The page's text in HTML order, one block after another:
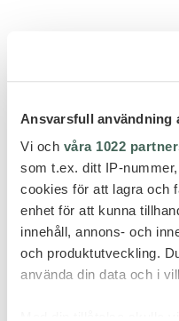
Ansvarsfull användning
Vi och våra 1022
som t.ex. ditt IP-
cookies för att lagra och
enhet för att kunna
innehåll, annons- och
och produktutveckling.
använda din data och i